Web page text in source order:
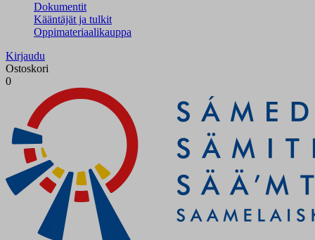
Dokumentit
Kääntäjät ja tulkit
Oppimateriaalikauppa
Kirjaudu
Ostoskori
0